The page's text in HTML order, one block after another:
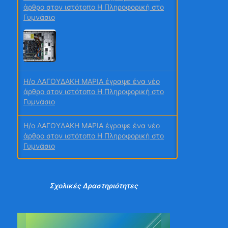
2ο τεύχος
Μαθητικά Συνέδρια
ΙΟΥΝΙΟΣ
2o Γυμνάσιο Νέας Φιλαδέλφειας - 27ο Τεύχος -
άρθρο στον ιστότοπο Η Πληροφορική στο
Γυμνάσιο
H/o ΛΑΓΟΥΔΑΚΗ ΜΑΡΙΑ έγραψε ένα νέο
άρθρο στον ιστότοπο Η Πληροφορική στο
Γυμνάσιο
H/o ΛΑΓΟΥΔΑΚΗ ΜΑΡΙΑ έγραψε ένα νέο
άρθρο στον ιστότοπο Η Πληροφορική στο
Γυμνάσιο
άρθρο στον ιστότοπο Η Πληροφορική στο
Γυμνάσιο
H/o 2ο ΕΠΑΛ ΧΑΛΚΙΔΑΣ έγραψε ένα νέο
άρθρο στον ιστότοπο 2ο ΗΜΕΡΗΣΙΟ ΕΠΑΛ
Σχολικές Δραστηριότητες